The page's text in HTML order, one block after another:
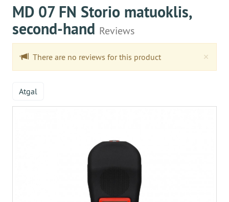
MD 07 FN Storio matuoklis,
second-hand Reviews
×
There are no reviews for this product
Atgal